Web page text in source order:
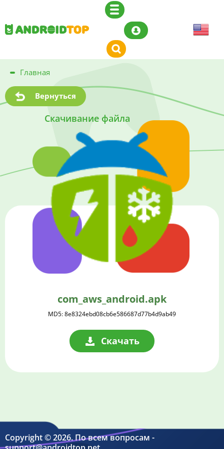
Главная
Вернуться
Скачивание файла
com_aws_android.apk
MD5: 8e8324ebd08cb6e586687d77b4d9ab49
Скачать
Copyright © 2026. По всем вопросам -